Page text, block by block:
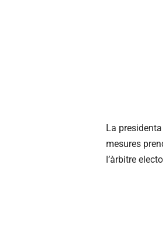
La
mesures
l’àrbitre